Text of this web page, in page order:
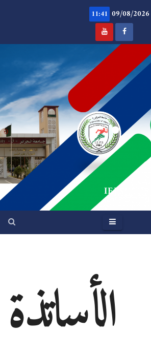
09/08/2026
11:41
.
IEPS
الأساتذة